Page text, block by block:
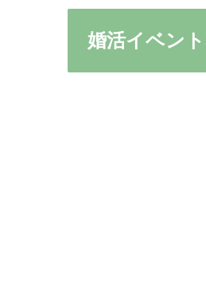
婚活イベン